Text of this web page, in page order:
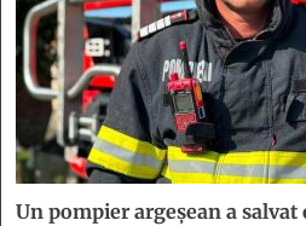
Un pompier argeșean a